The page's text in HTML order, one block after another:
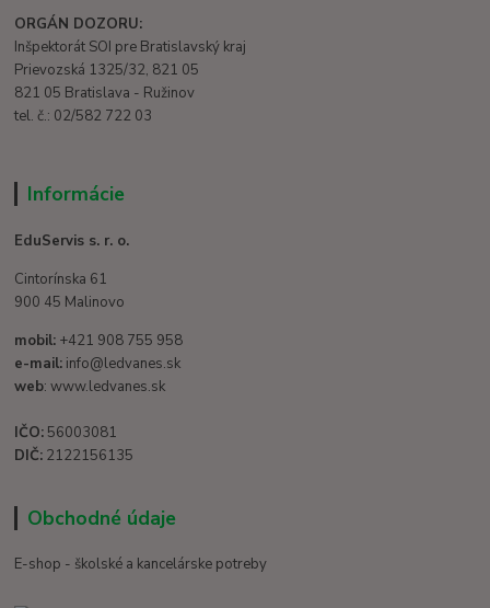
ORGÁN DOZORU:
Inšpektorát SOI pre Bratislavský kraj
Prievozská 1325/32, 821 05
821 05 Bratislava - Ružinov
tel. č.: 02/582 722 03
Informácie
EduServis s. r. o.
Cintorínska 61
900 45 Malinovo
mobil: +421 908 755 958
e-mail: info@ledvanes.sk
web: www.ledvanes.sk
IČO: 56003081
DIČ: 2122156135
Obchodné údaje
E-shop - školské a kancelárske potreby